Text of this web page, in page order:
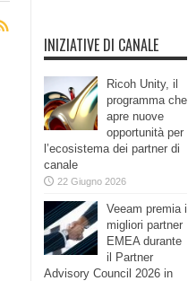
INIZIATIVE DI CANALE
Ricoh Unity, il
programma che
apre nuove
opportunità per
l’ecosistema dei partner di
canale
22 Giugno 2026
Veeam premia i
migliori partner
EMEA durante
il Partner
Advisory Council 2026 in